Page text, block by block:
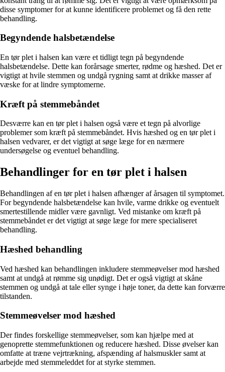
disse symptomer for at kunne identificere problemet og få den rette
behandling.
Begyndende halsbetændelse
En tør plet i halsen kan være et tidligt tegn på begyndende
halsbetændelse. Dette kan forårsage smerter, rødme og hæshed. Det er
vigtigt at hvile stemmen og undgå rygning samt at drikke masser af
væske for at lindre symptomerne.
Kræft på stemmebåndet
Desværre kan en tør plet i halsen også være et tegn på alvorlige
problemer som kræft på stemmebåndet. Hvis hæshed og en tør plet i
halsen vedvarer, er det vigtigt at søge læge for en nærmere
undersøgelse og eventuel behandling.
Behandlinger for en tør plet i halsen
Behandlingen af en tør plet i halsen afhænger af årsagen til symptomet.
For begyndende halsbetændelse kan hvile, varme drikke og eventuelt
smertestillende midler være gavnligt. Ved mistanke om kræft på
stemmebåndet er det vigtigt at søge læge for mere specialiseret
behandling.
Hæshed behandling
Ved hæshed kan behandlingen inkludere stemmeøvelser mod hæshed
samt at undgå at rømme sig unødigt. Det er også vigtigt at skåne
stemmen og undgå at tale eller synge i høje toner, da dette kan forværre
tilstanden.
Stemmeøvelser mod hæshed
Der findes forskellige stemmeøvelser, som kan hjælpe med at
genoprette stemmefunktionen og reducere hæshed. Disse øvelser kan
omfatte at træne vejrtrækning, afspænding af halsmuskler samt at
arbejde med stemmeleddet for at styrke stemmen.